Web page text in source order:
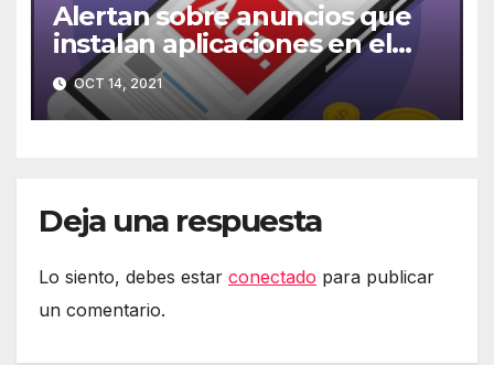
Alertan sobre anuncios que
instalan aplicaciones en el
móvil
OCT 14, 2021
Deja una respuesta
Lo siento, debes estar conectado para publicar
un comentario.